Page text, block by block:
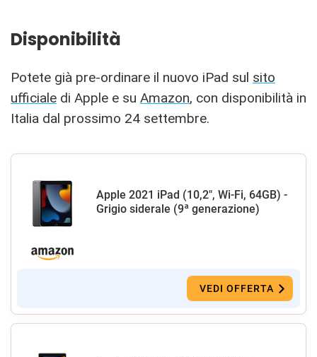
Disponibilità
Potete già pre-ordinare il nuovo iPad sul sito
ufficiale di Apple e su Amazon, con disponibilità in
Italia dal prossimo 24 settembre.
Apple 2021 iPad (10,2", Wi-Fi, 64GB) -
Grigio siderale (9ª generazione)
VEDI OFFERTA